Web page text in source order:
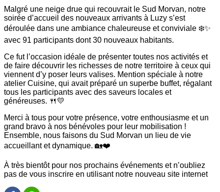
Malgré une neige drue qui recouvrait le Sud Morvan, notre
soirée d’accueil des nouveaux arrivants à Luzy s’est
déroulée dans une ambiance chaleureuse et conviviale ❄️✨
avec 91 participants dont 30 nouveaux habitants.
Ce fut l’occasion idéale de présenter toutes nos activités et
de faire découvrir les richesses de notre territoire à ceux qui
viennent d’y poser leurs valises. Mention spéciale à notre
atelier Cuisine, qui avait préparé un superbe buffet, régalant
tous les participants avec des saveurs locales et
généreuses. 🍴💛
Merci à tous pour votre présence, votre enthousiasme et un
grand bravo à nos bénévoles pour leur mobilisation !
Ensemble, nous faisons du Sud Morvan un lieu de vie
accueillant et dynamique. 🏡❤️
À très bientôt pour nos prochains événements et n’oubliez
pas de vous inscrire en utilisant notre nouveau site internet